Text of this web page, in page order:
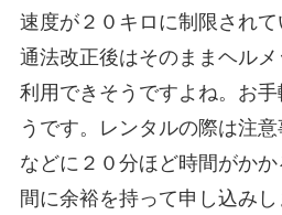
速度が２０キロに制限され
通法改正後はそのままヘル
利用できそうですよね。お
うです。レンタルの際は注
などに２０分ほど時間がか
間に余裕を持って申し込み